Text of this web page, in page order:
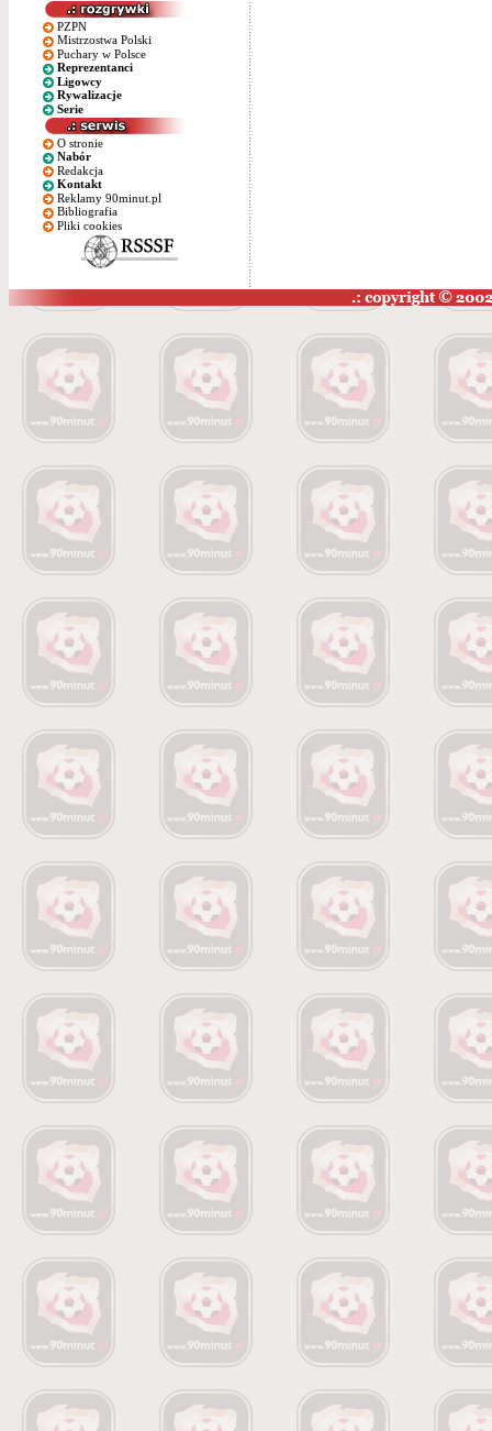
PZPN
Mistrzostwa Polski
Puchary w Polsce
Reprezentanci
Ligowcy
Rywalizacje
Serie
O stronie
Nabór
Redakcja
Kontakt
Reklamy 90minut.pl
Bibliografia
Pliki cookies